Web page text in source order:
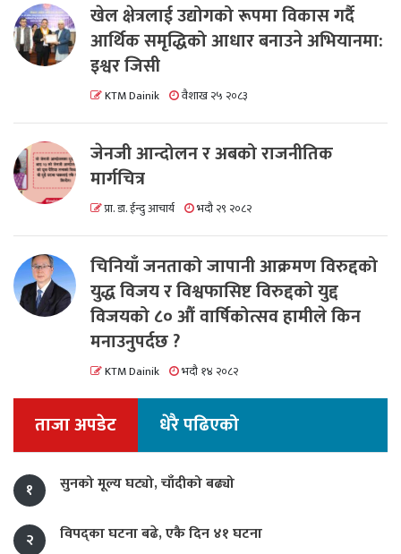
खेल क्षेत्रलाई उद्योगको रूपमा विकास गर्दै
आर्थिक समृद्धिको आधार बनाउने अभियानमा:
इश्वर जिसी
KTM Dainik वैशाख २५ २०८३
जेनजी आन्दोलन र अबको राजनीतिक
मार्गचित्र
प्रा. डा. ईन्दु आचार्य भदौ २९ २०८२
चिनियाँ जनताको जापानी आक्रमण विरुद्दको
युद्ध विजय र विश्वफासिष्ट विरुद्दको युद्द
विजयको ८० औं वार्षिकोत्सव हामीले किन
मनाउनुपर्दछ ?
KTM Dainik भदौ १४ २०८२
ताजा अपडेट धेरै पढिएको
१ सुनको मूल्य घट्यो, चाँदीको बढ्यो
२ विपद्का घटना बढे, एकै दिन ४१ घटना